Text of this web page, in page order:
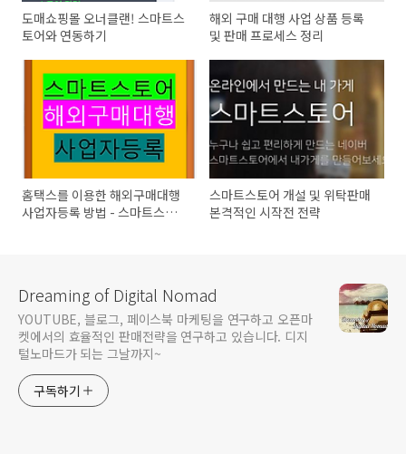
도매쇼핑몰 오너클랜! 스마트스
토어와 연동하기
해외 구매 대행 사업 상품 등록
및 판매 프로세스 정리
홈택스를 이용한 해외구매대행
사업자등록 방법 - 스마트스토
스마트스토어 개설 및 위탁판매
본격적인 시작전 전략
Dreaming of Digital Nomad
YOUTUBE, 블로그, 페이스북 마케팅을 연구하고 오픈마
켓에서의 효율적인 판매전략을 연구하고 있습니다. 디지
털노마드가 되는 그날까지~
구독하기